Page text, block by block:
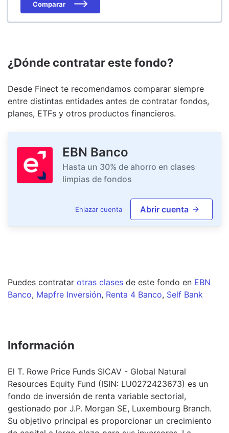
Comparar
¿Dónde contratar este fondo?
Desde Finect te recomendamos comparar siempre
entre distintas entidades antes de contratar fondos,
planes, ETFs y otros productos financieros.
EBN Banco
Hasta un 30% de ahorro en clases
limpias de fondos
Enlazar cuenta Abrir cuenta
Puedes contratar otras clases de este fondo en EBN
Banco, Mapfre Inversión, Renta 4 Banco, Self Bank
Información
El T. Rowe Price Funds SICAV - Global Natural
Resources Equity Fund (ISIN: LU0272423673) es un
fondo de inversión de renta variable sectorial,
gestionado por J.P. Morgan SE, Luxembourg Branch.
Su objetivo principal es proporcionar un crecimiento